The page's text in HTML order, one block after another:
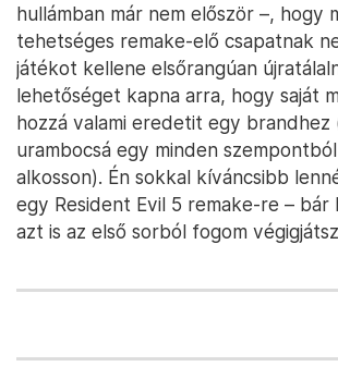
hullámban már nem először –, hogy
tehetséges remake-elő csapatnak
játékot kellene elsőrangúan
lehetőséget kapna arra, hogy saját
hozzá valami eredetit egy brandhez
urambocsá egy minden
alkosson). Én sokkal kíváncsibb
egy Resident Evil 5 remake-re – bár
azt is az első sorból fogom